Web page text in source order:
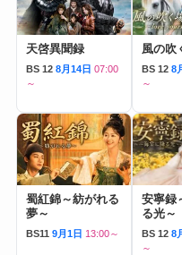
天啓異聞録
BS 12 8月14日 07:00
～
風の吹
BS 12 8
～
蜀紅錦～紡がれる
夢～
BS11 9月1日 13:00～
安寧録
る光～
BS 12 8
～